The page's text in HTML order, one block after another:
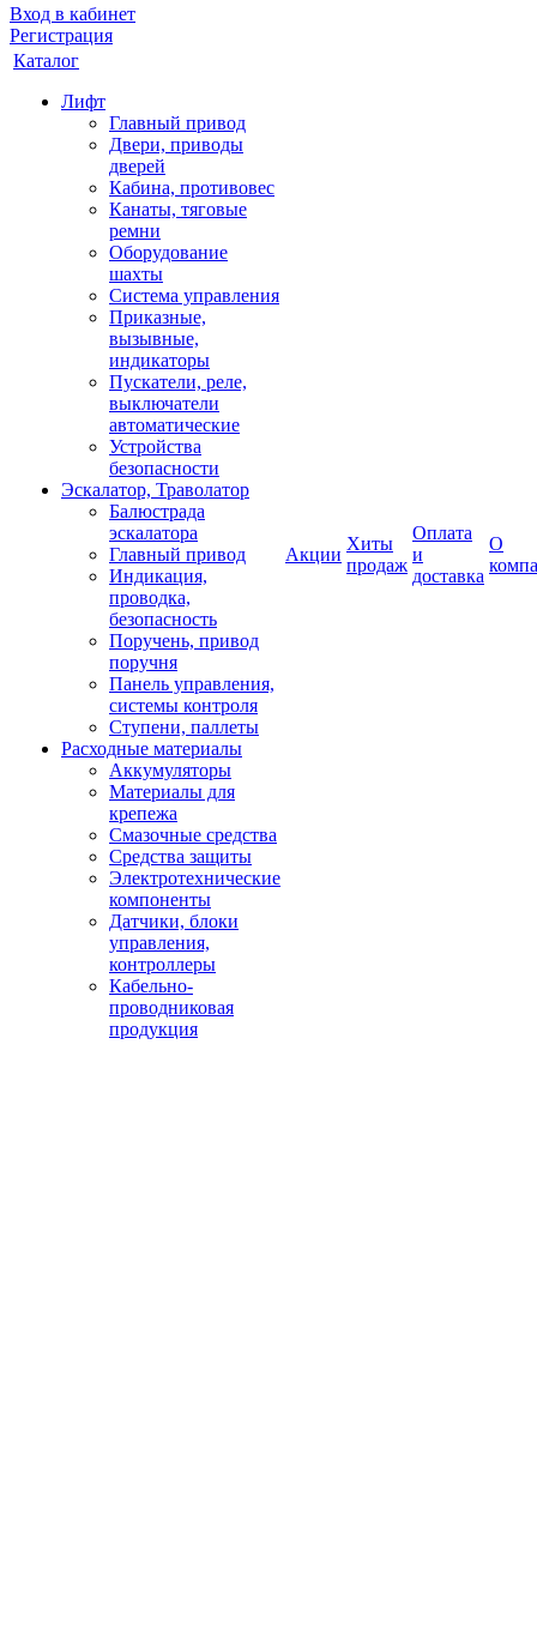
Вход в кабинет
Регистрация
Каталог
Лифт
Главный привод
Двери, приводы
дверей
Кабина, противовес
Канаты, тяговые
ремни
Оборудование
шахты
Система управления
Приказные,
вызывные,
индикаторы
Пускатели, реле,
выключатели
автоматические
Устройства
безопасности
Эскалатор, Траволатор
Балюстрада
эскалатора
Главный привод
Индикация,
проводка,
безопасность
Поручень, привод
поручня
Панель управления,
системы контроля
Ступени, паллеты
Расходные материалы
Аккумуляторы
Материалы для
крепежа
Смазочные средства
Средства защиты
Электротехнические
компоненты
Датчики, блоки
управления,
контроллеры
Кабельно-
проводниковая
продукция
Акции
Хиты
продаж
Оплата
и
доставка
О